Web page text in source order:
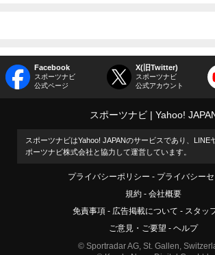
Facebook
スポーツナビ
公式ページ
X(旧Twitter)
スポーツナビ
公式アカウント
スポーツナビ Yahoo!
スポーツナビはYahoo! JAPANのサービスであり、LINE
ポーツナビ株式会社と協力して運営しています。
プライバシーポリシー
プライバシー
規約
会社概要
免責事項
広告掲載について
スタッ
ご意見・ご要望
ヘルプ
© Sportradar AG, St. Gallen,